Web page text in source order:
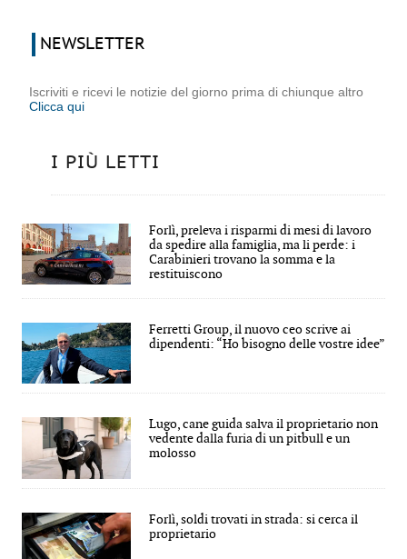
NEWSLETTER
Iscriviti e ricevi le notizie del giorno prima di chiunque altro
Clicca qui
I PIÙ LETTI
Forlì, preleva i risparmi di mesi di lavoro
da spedire alla famiglia, ma li perde: i
Carabinieri trovano la somma e la
restituiscono
Ferretti Group, il nuovo ceo scrive ai
dipendenti: “Ho bisogno delle vostre idee”
Lugo, cane guida salva il proprietario non
vedente dalla furia di un pitbull e un
molosso
Forlì, soldi trovati in strada: si cerca il
proprietario